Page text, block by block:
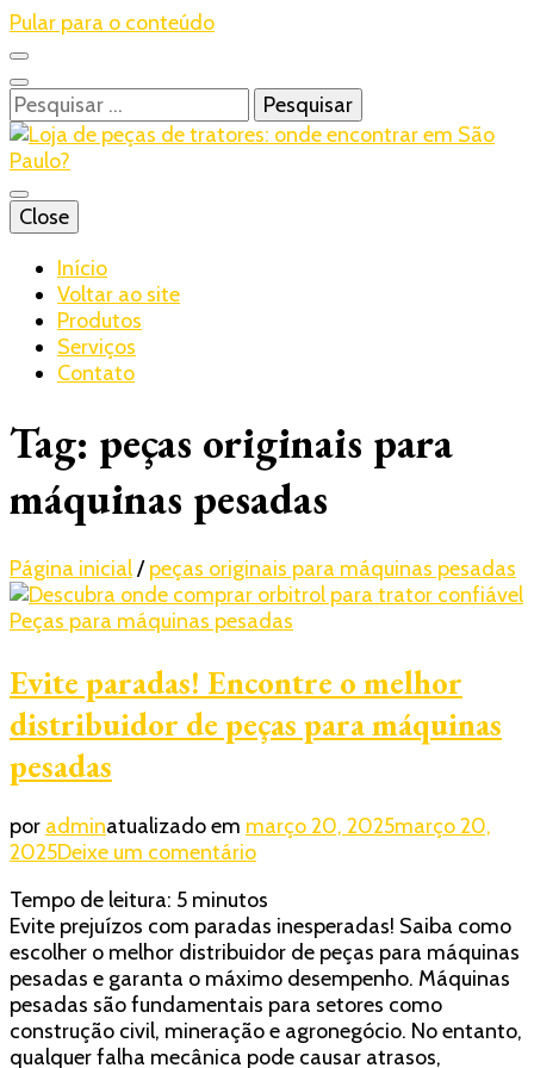
Pular para o conteúdo
Pesquisar
por:
Realtrac
Blog – Realtrac
Close
Início
Voltar ao site
Produtos
Serviços
Contato
Tag: peças originais para
máquinas pesadas
Página inicial/ peças originais para máquinas pesadas
Peças para máquinas pesadas
Evite paradas! Encontre o melhor
distribuidor de peças para máquinas
pesadas
por adminatualizado em março 20, 2025março 20,
2025Deixe um comentárioem
paradas!
Encontre
o
melhor
distribuidor
de
peças
Tempo de leitura: 5 minutos
Evite prejuízos com paradas inesperadas! Saiba como
escolher o melhor distribuidor de peças para máquinas
pesadas e garanta o máximo desempenho. Máquinas
pesadas são fundamentais para setores como
construção civil, mineração e agronegócio. No entanto,
qualquer falha mecânica pode causar atrasos,